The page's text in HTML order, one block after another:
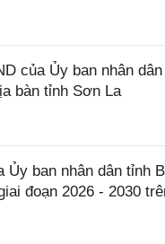
của Ủy ban nhân
bàn tỉnh Sơn La
Ủy ban nhân dân
đoạn 2026 - 2030